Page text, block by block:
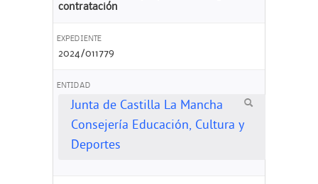
contratación
EXPEDIENTE
2024/011779
ENTIDAD
Junta de Castilla La Mancha
Consejería Educación, Cultura y
Deportes